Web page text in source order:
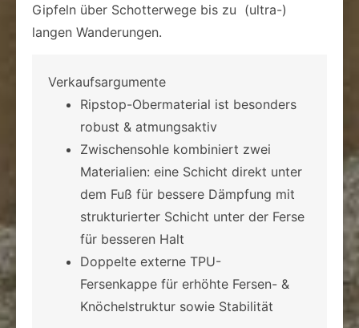
Gipfeln über Schotterwege bis zu (ultra-)
langen Wanderungen.
Verkaufsargumente
Ripstop-Obermaterial ist besonders
robust & atmungsaktiv
Zwischensohle kombiniert zwei
Materialien: eine Schicht direkt unter
dem Fuß für bessere Dämpfung mit
strukturierter Schicht unter der Ferse
für besseren Halt
Doppelte externe TPU-
Fersenkappe für erhöhte Fersen- &
Knöchelstruktur sowie Stabilität